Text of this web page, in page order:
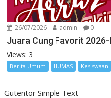
26/07/2026 admin 0
Juara Cung Favorit
Views: 3
Berita Umum HUMAS Kesiswaan
Gutentor Simple Text